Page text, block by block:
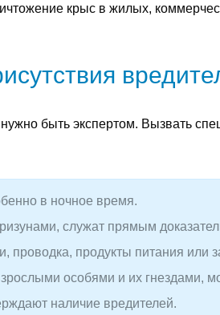
крыс в жилых,
быть экспертом. Вызвать
в ночное время.
служат прямым
продукты питания или
особями и их гнездами,
наличие вредителей.